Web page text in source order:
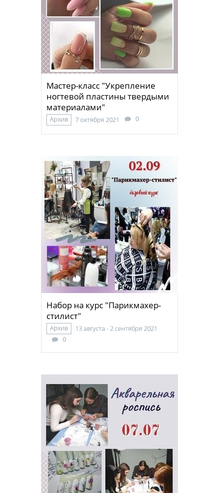
Мастер-класс "Укрепление
ногтевой пластины твердыми
материалами"
Архив 7 октября 2021 0
Набор на курс "Парикмахер-
стилист"
Архив
13 августа - 2 сентября 2021
0